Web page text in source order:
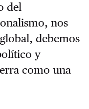
del
nos
debemos
y
como una